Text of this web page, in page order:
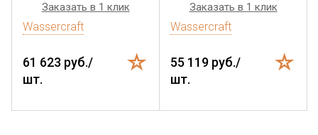
Заказать в 1 клик
Wassercraft
61 623 руб./
шт.
Заказать в 1 клик
Wassercraft
55 119 руб./
шт.